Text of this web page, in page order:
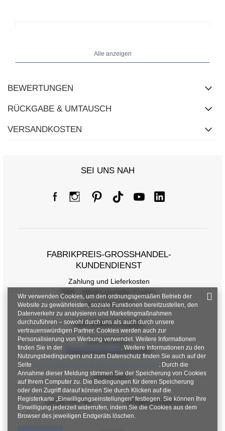
Größe One Size
[H] Innenbeinlänge
[J] Gesamtlänge 96
Alle anzeigen
BEWERTUNGEN
RÜCKGABE & UMTAUSCH
VERSANDKOSTEN
SEI UNS NAH
FABRIKPREIS-GROSSHANDEL-K
UNDENDIENST
Zahlung und Lieferkosten
FAQ - Häufig gestellte Fragen
Rückgabepolitik
INFORMATIONEN
Verordnungen
Datenschutzbestimmungen
KONTAKT
+48 601 547 740 hurt@factoryprice.eu
Wir verwenden Cookies, um den ordnungsgemäßen Betrieb der
Website zu gewährleisten, soziale Funktionen bereitzustellen, den
Datenverkehr zu analysieren und Marketingmaßnahmen
durchzuführen – sowohl durch uns als auch durch unsere
vertrauenswürdigen Partner. Cookies werden auch zur
Personalisierung von Werbung verwendet. Weitere Informationen
finden Sie in der
Datenschutzrichtlinie. Weitere Informationen zu den
Nutzungsbedingungen und zum Datenschutz finden Sie auch auf der
Seite
. Durch die
Annahme dieser Meldung stimmen Sie der Speicherung von Cookies
auf Ihrem Computer zu. Die Bedingungen für deren Speicherung
oder den Zugriff darauf können Sie durch Klicken auf die
Registerkarte „Einwilligungseinstellungen" festlegen. Sie können Ihre
Einwilligung jederzeit widerrufen, indem Sie die Cookies aus dem
Browser des jeweiligen Endgeräts löschen.